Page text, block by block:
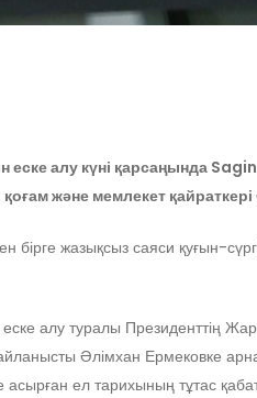
алу күні қарсаңында
және мемлекет қайраткері
жазықсыз саяси қуғын-
алу туралы Президенттің
Әлімхан Ермековке
асырған ел тарихының тұтас